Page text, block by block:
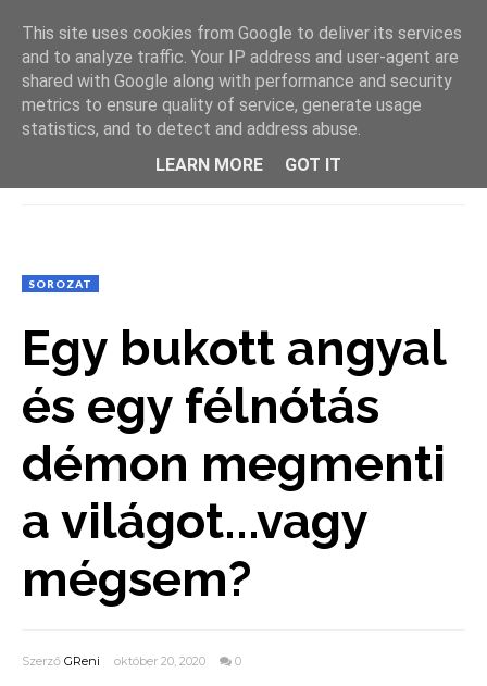
SOROZAT
Egy bukott angyal
és egy félnótás
démon megmenti
a világot...vagy
mégsem?
Szerző GReni október 20, 2020 0
This site uses cookies from Google to deliver its services
and to analyze traffic. Your IP address and user-agent are
shared with Google along with performance and security
metrics to ensure quality of service, generate usage
statistics, and to detect and address abuse.
LEARN MORE
GOT IT